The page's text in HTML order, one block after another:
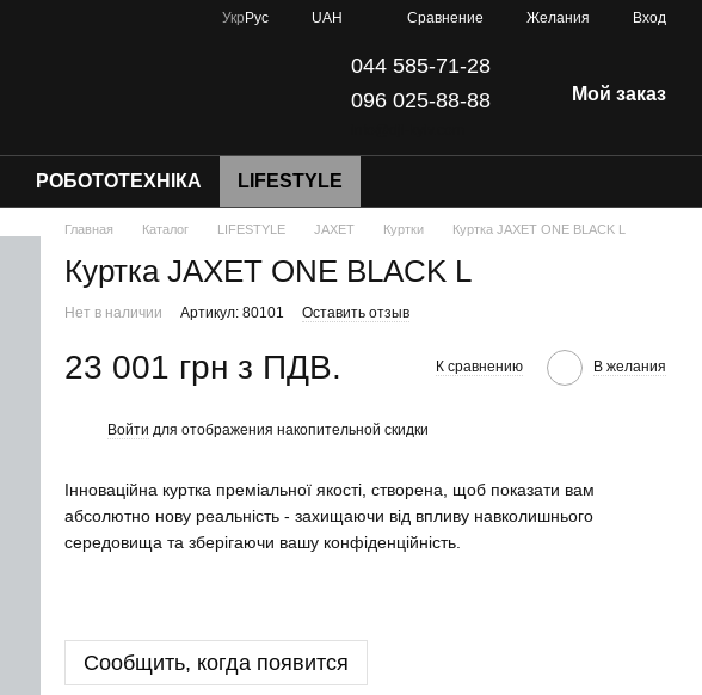
Укр Рус UAH Сравнение Желания Вход
044 585-71-28
096 025-88-88
Мой заказ
РОБОТОТЕХНІКА LIFESTYLE
Главная Каталог LIFESTYLE JAXET Куртки Куртка JAXET ONE BLACK L
Куртка JAXET ONE BLACK L
Нет в наличии Артикул: 80101 Оставить отзыв
23 001 грн з ПДВ. К сравнению В желания
Войти для отображения накопительной скидки
Інноваційна куртка преміальної якості, створена, щоб показати вам
абсолютно нову реальність - захищаючи від впливу навколишнього
середовища та зберігаючи вашу конфіденційність.
Сообщить, когда появится